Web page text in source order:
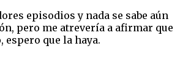
episodios y nada se sabe aún
pero me atrevería a afirmar que
espero que la haya.